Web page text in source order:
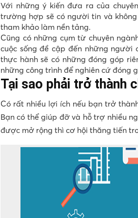
Với những ý kiến đưa ra của
trường hợp sẽ có người tin và
tham khảo làm nền tảng.
Cũng có những cụm từ chuyên
cuộc sống đề cập đến những người
thực hành sẽ có những đóng góp
những công trình để nghiên cứ đóng
Tại sao phải trở thành
Có rất nhiều lợi ích nếu bạn trở
Bạn có thể giúp đỡ và hỗ trợ nhiều
được mở rộng thì cơ hội thăng tiến